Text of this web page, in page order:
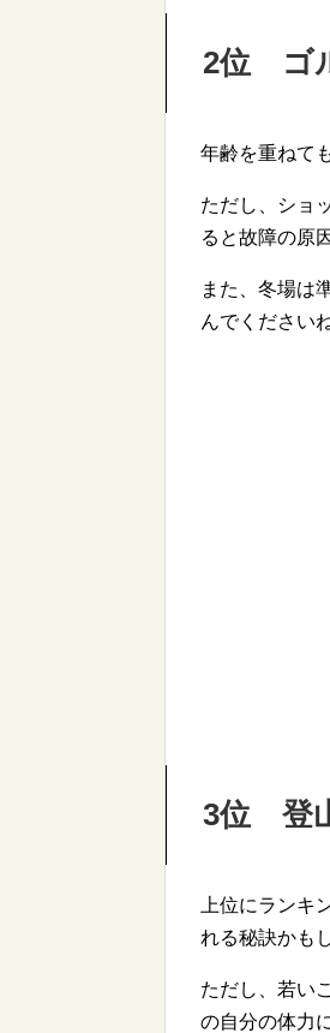
2位 ゴ
年齢を重ねて
ただし、ショ
ると故障の原
また、冬場は
んでくださいね
3位 登
上位にランキ
れる秘訣かも
ただし、若い
の自分の体力